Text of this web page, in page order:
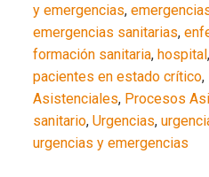
y emergencias,
emergencias sanitarias,
formación sanitaria,hospital
pacientes en estado crítico,
Asistenciales, Procesos
sanitario,Urgencias,
urgencias y emergencias